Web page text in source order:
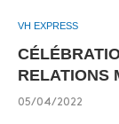
VH EXPRESS
RELATIONS
05/04/2022